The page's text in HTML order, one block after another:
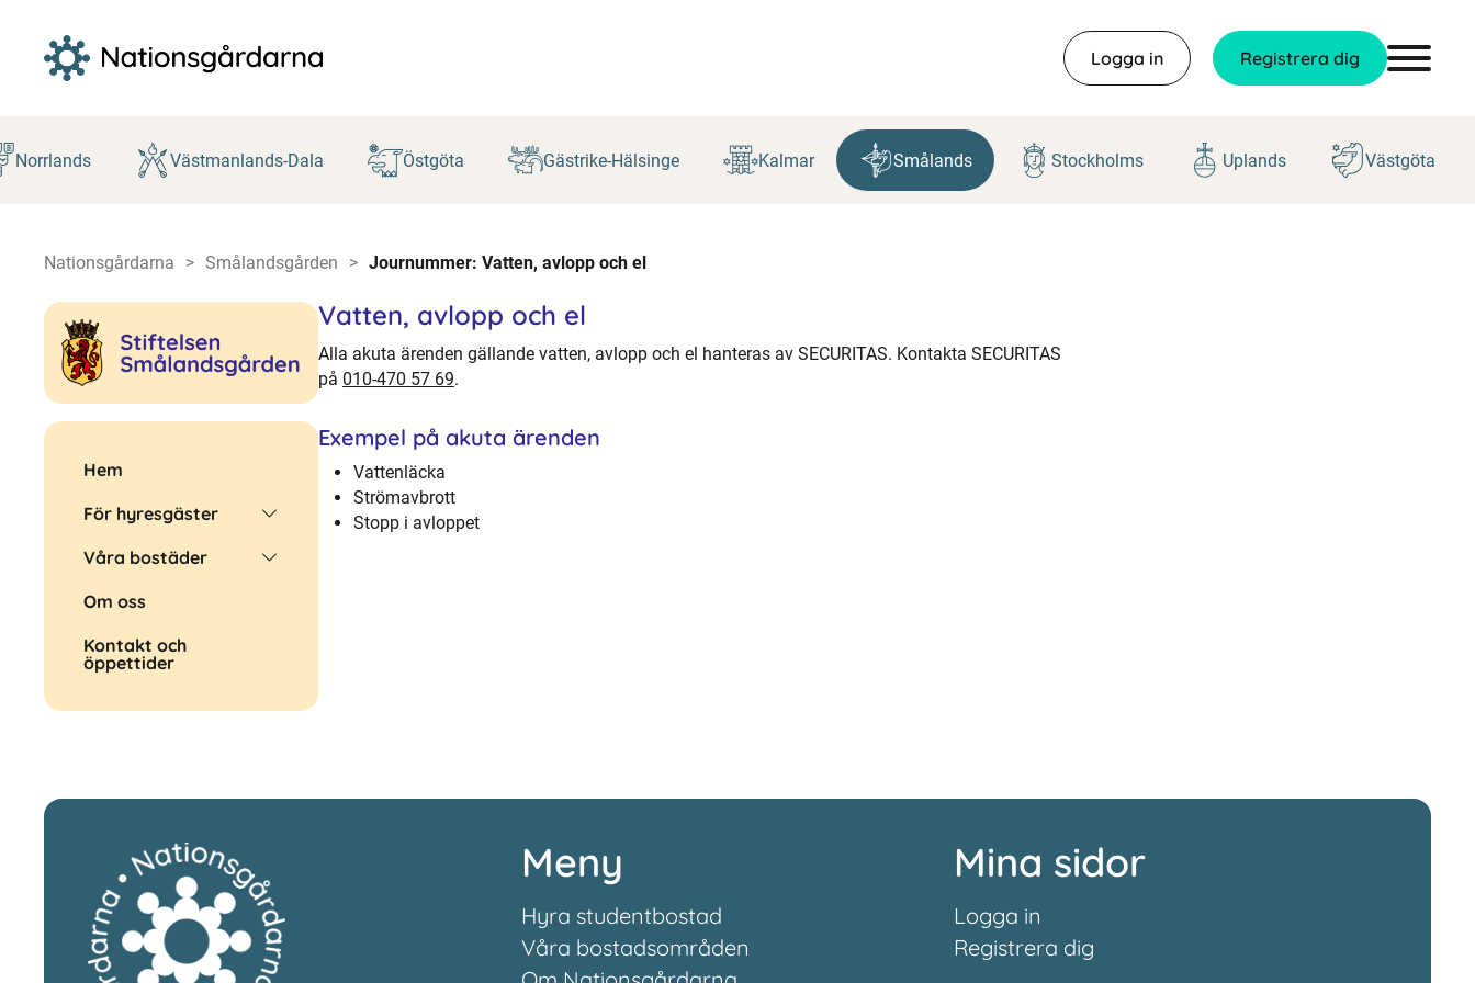
till
innehåll
Logga in Registrera dig
Norrlands Västmanlands-Dala Östgöta Gästrike-Hälsinge Kalmar Smålands Stockholms Uplands Västgöta
Nationsgårdarna Smålandsgården Journummer: Vatten, avlopp och el
Hem
För hyresgäster
Våra bostäder
Om oss
Kontakt och
öppettider
Vatten, avlopp och el
Alla akuta ärenden gällande vatten, avlopp och el hanteras av SECURITAS. Kontakta SECURITAS
på 010-470 57 69.
Exempel på akuta ärenden
Vattenläcka
Strömavbrott
Stopp i avloppet
Meny
Hyra studentbostad
Våra bostadsområden
Mina sidor
Logga in
Registrera dig